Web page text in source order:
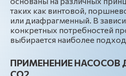
таких как винтовой,
или диафрагменный. В
конкретных потребностей
выбирается наиболее
ПРИМЕНЕНИЕ